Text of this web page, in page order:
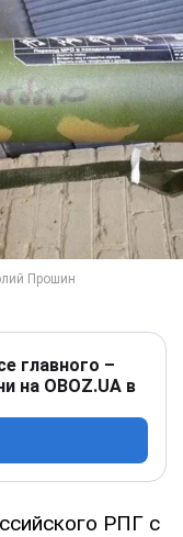
главного –
на OBOZ.UA в
РПГ с